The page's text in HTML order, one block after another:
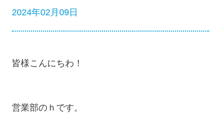
2024年02月09日
皆様こんにちわ！
営業部のｈです。